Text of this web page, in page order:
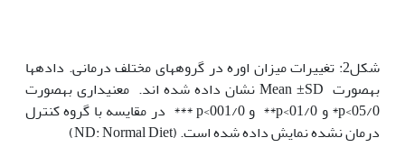
شکل2: تغییرات میزان اوره در گروه‫های مختلف درمانی. داده‫ها
به‫صورت Mean ±SD نشان داده شده اند. معنی‫داری به‫صورت
05/0>p* و 01/0>p** و 001/0>p *** در مقایسه با گروه کنترل
درمان نشده نمایش داده شده است. (ND: Normal Diet)